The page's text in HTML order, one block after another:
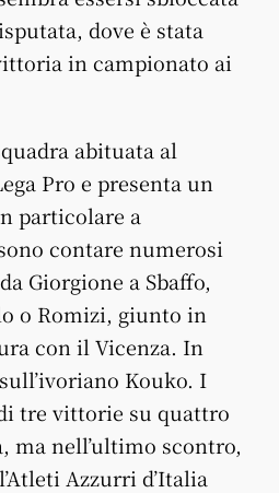
dove è stata
in campionato ai
abituata al
Pro e presenta un
particolare a
contare numerosi
Giorgione a Sbaffo,
o Romizi, giunto in
con il Vicenza. In
Kouko. I
tre vittorie su quattro
ma nell’ultimo scontro,
Azzurri d’Italia